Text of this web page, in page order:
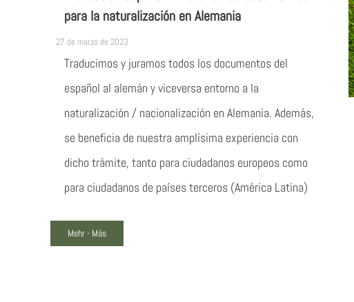
para la naturalización en Alemania
27 de marzo de 2023
Traducimos y juramos todos los documentos del
español al alemán y viceversa entorno a la
naturalización / nacionalización en Alemania. Además,
se beneficia de nuestra amplísima experiencia con
dicho trámite, tanto para ciudadanos europeos como
para ciudadanos de países terceros (América Latina)
Mehr - Más